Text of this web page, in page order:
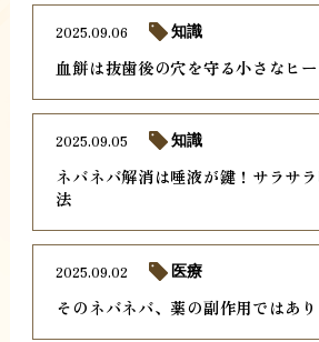
血餅は抜歯後の穴を守る小さなヒ
2025.09.06 知識
ネバネバ解消は唾液が鍵！サラサ
法
2025.09.05 知識
そのネバネバ、薬の副作用ではあ
2025.09.02 医療